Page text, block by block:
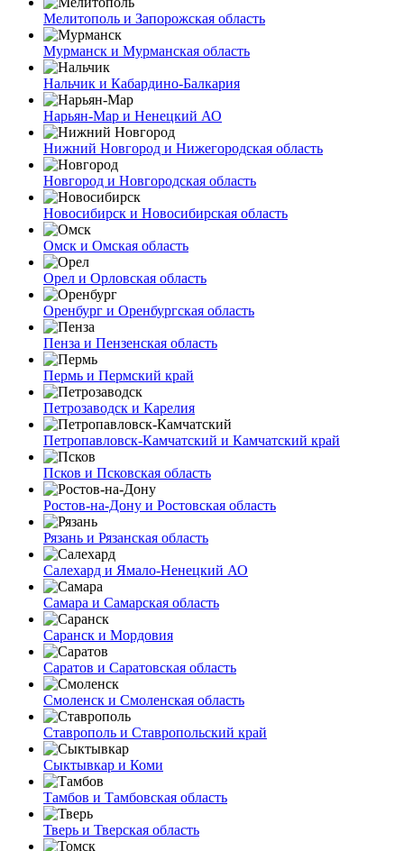
Мелитополь и Запорожская область
Мурманск и Мурманская область
Нальчик и Кабардино-Балкария
Нарьян-Мар и Ненецкий АО
Нижний Новгород и Нижегородская область
Новгород и Новгородская область
Новосибирск и Новосибирская область
Омск и Омская область
Орел и Орловская область
Оренбург и Оренбургская область
Пенза и Пензенская область
Пермь и Пермский край
Петрозаводск и Карелия
Петропавловск-Камчатский и Камчатский край
Псков и Псковская область
Ростов-на-Дону и Ростовская область
Рязань и Рязанская область
Салехард и Ямало-Ненецкий АО
Самара и Самарская область
Саранск и Мордовия
Саратов и Саратовская область
Смоленск и Смоленская область
Ставрополь и Ставропольский край
Сыктывкар и Коми
Тамбов и Тамбовская область
Тверь и Тверская область